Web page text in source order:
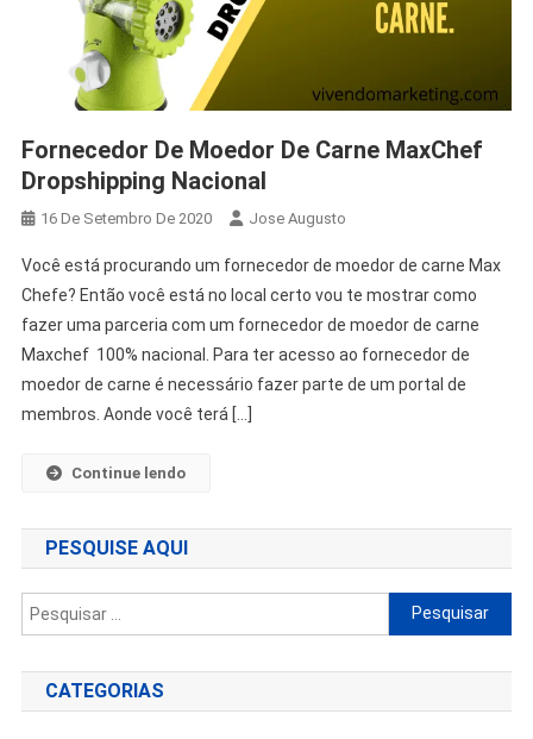
Fornecedor De Moedor De Carne MaxChef
Dropshipping Nacional
16 De Setembro De 2020 Jose Augusto
Você está procurando um fornecedor de moedor de carne Max
Chefe? Então você está no local certo vou te mostrar como
fazer uma parceria com um fornecedor de moedor de carne
Maxchef 100% nacional. Para ter acesso ao fornecedor de
moedor de carne é necessário fazer parte de um portal de
membros. Aonde você terá […]
Continue lendo
PESQUISE AQUI
Pesquisar
por:
CATEGORIAS